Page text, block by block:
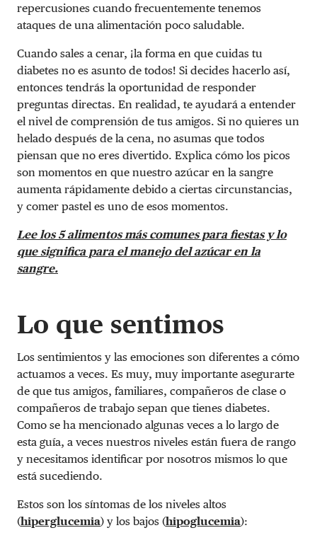
repercusiones cuando frecuentemente tenemos
ataques de una alimentación poco saludable.
Cuando sales a cenar, ¡la forma en que cuidas tu
diabetes no es asunto de todos! Si decides hacerlo así,
entonces tendrás la oportunidad de responder
preguntas directas. En realidad, te ayudará a entender
el nivel de comprensión de tus amigos. Si no quieres un
helado después de la cena, no asumas que todos
piensan que no eres divertido. Explica cómo los picos
son momentos en que nuestro azúcar en la sangre
aumenta rápidamente debido a ciertas circunstancias,
y comer pastel es uno de esos momentos.
Lee los 5 alimentos más comunes para fiestas y lo
que significa para el manejo del azúcar en la
sangre.
Lo que sentimos
Los sentimientos y las emociones son diferentes a cómo
actuamos a veces. Es muy, muy importante asegurarte
de que tus amigos, familiares, compañeros de clase o
compañeros de trabajo sepan que tienes diabetes.
Como se ha mencionado algunas veces a lo largo de
esta guía, a veces nuestros niveles están fuera de rango
y necesitamos identificar por nosotros mismos lo que
está sucediendo.
Estos son los síntomas de los niveles altos
(hiperglucemia) y los bajos (hipoglucemia):